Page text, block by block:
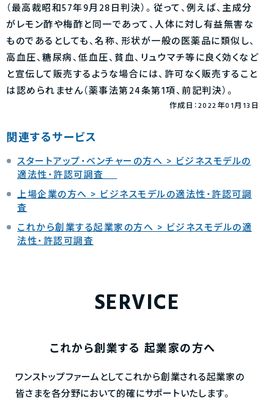
（最高裁昭和57年9月28日判決）。従って、例えば、主成分
がレモン酢や梅酢と同一であって、人体に対し有益無害な
ものであるとしても、名称、形状が一般の医薬品に類似し、
高血圧、糖尿病、低血圧、貧血、リュウマチ等に良く効くなど
と宣伝して販売するような場合には、許可なく販売すること
は認められません（薬事法第24条第1項、前記判決）。
作成日：2022年01月13日
関連するサービス
スタートアップ・ベンチャーの方へ > ビジネスモデルの
適法性・許認可調査
上場企業の方へ > ビジネスモデルの適法性・許認可調
査
これから創業する起業家の方へ > ビジネスモデルの適
法性・許認可調査
SERVICE
これから創業する 起業家の方へ
ワンストップファームとしてこれから創業される起業家の
皆さまを各分野において的確にサポートいたします。